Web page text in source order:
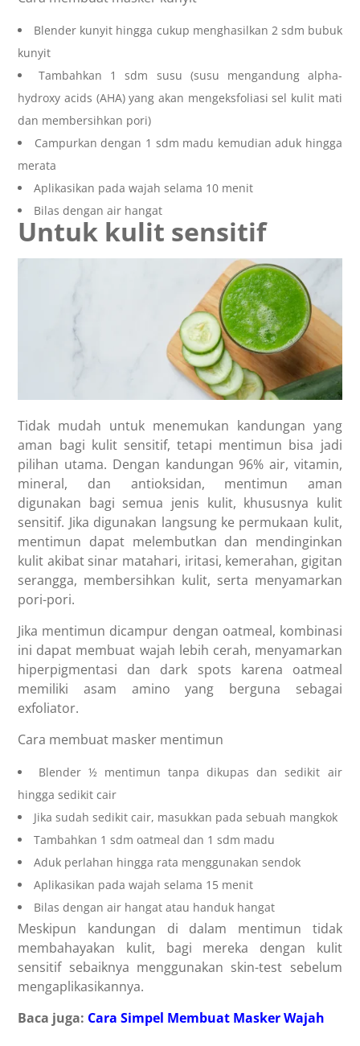
Blender kunyit hingga cukup menghasilkan 2 sdm bubuk
kunyit
Tambahkan 1 sdm susu (susu mengandung alpha-
hydroxy acids (AHA) yang akan mengeksfoliasi sel kulit mati
dan membersihkan pori)
Campurkan dengan 1 sdm madu kemudian aduk hingga
merata
Aplikasikan pada wajah selama 10 menit
Bilas dengan air hangat
Untuk kulit sensitif
Tidak mudah untuk menemukan kandungan yang
aman bagi kulit sensitif, tetapi mentimun bisa jadi
pilihan utama. Dengan kandungan 96% air, vitamin,
mineral, dan antioksidan, mentimun aman
digunakan bagi semua jenis kulit, khususnya kulit
sensitif. Jika digunakan langsung ke permukaan kulit,
mentimun dapat melembutkan dan mendinginkan
kulit akibat sinar matahari, iritasi, kemerahan, gigitan
serangga, membersihkan kulit, serta menyamarkan
pori-pori.
Jika mentimun dicampur dengan oatmeal, kombinasi
ini dapat membuat wajah lebih cerah, menyamarkan
hiperpigmentasi dan dark spots karena oatmeal
memiliki asam amino yang berguna sebagai
exfoliator.
Cara membuat masker mentimun
Blender ½ mentimun tanpa dikupas dan sedikit air
hingga sedikit cair
Jika sudah sedikit cair, masukkan pada sebuah mangkok
Tambahkan 1 sdm oatmeal dan 1 sdm madu
Aduk perlahan hingga rata menggunakan sendok
Aplikasikan pada wajah selama 15 menit
Bilas dengan air hangat atau handuk hangat
Meskipun kandungan di dalam mentimun tidak
membahayakan kulit, bagi mereka dengan kulit
sensitif sebaiknya menggunakan skin-test sebelum
mengaplikasikannya.
Baca juga: Cara Simpel Membuat Masker Wajah